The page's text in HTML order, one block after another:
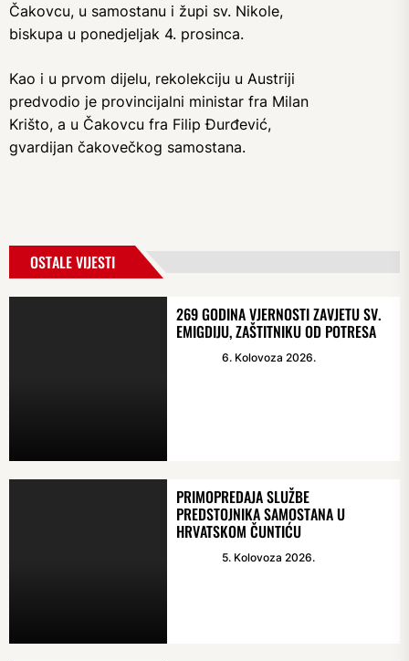
Čakovcu, u samostanu i župi sv. Nikole,
biskupa u ponedjeljak 4. prosinca.
Kao i u prvom dijelu, rekolekciju u Austriji
predvodio je provincijalni ministar fra Milan
Krišto, a u Čakovcu fra Filip Đurđević,
gvardijan čakovečkog samostana.
OSTALE VIJESTI
269 GODINA VJERNOSTI ZAVJETU SV.
EMIGDIJU, ZAŠTITNIKU OD POTRESA
6. Kolovoza 2026.
PRIMOPREDAJA SLUŽBE
PREDSTOJNIKA SAMOSTANA U
HRVATSKOM ČUNTIĆU
5. Kolovoza 2026.